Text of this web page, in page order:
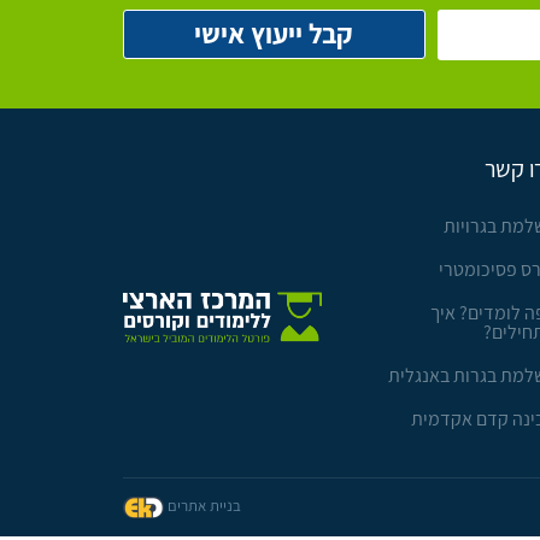
קשר
בגרויות
פסיכומטרי
לומדים? איך
בגרות באנגלית
קדם אקדמית
בניית אתרים